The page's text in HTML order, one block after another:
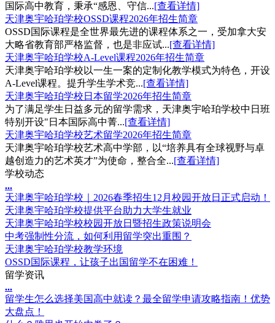
国际高中教育，秉承“感恩、守信...[查看详情]
天津奥宇哈珀学校OSSD课程2026年招生简章
OSSD国际课程是全世界最先进的课程体系之一，受加拿大安
大略省教育部严格监督，也是非应试...[查看详情]
天津奥宇哈珀学校A-Level课程2026年招生简章
天津奥宇哈珀学校以一生一案的定制化教学模式为特色，开设
A-Level课程。提升学生学术竞...[查看详情]
天津奥宇哈珀学校日本留学2026年招生简章
为了满足学生日益多元的留学需求，天津奥宇哈珀学校中日班
特别开设"日本国际高中菁...[查看详情]
天津奥宇哈珀学校艺术留学2026年招生简章
天津奥宇哈珀学校艺术高中学部，以“培养具有全球视野与卓
越创造力的艺术英才”为使命，整合全...[查看详情]
学校动态
...
天津奥宇哈珀学校｜2026春季招生12月校园开放日正式启动！
天津奥宇哈珀学校提供平台助力大学生就业
天津奥宇哈珀学校校园开放日暨招生政策说明会
中考强制性分流，如何利用留学突出重围？
天津奥宇哈珀学校教学环境
OSSD国际课程，让孩子出国留学不在困难！
留学资讯
...
留学生怎么选择美国高中就读？最全留学申请攻略指南！优势
大盘点！